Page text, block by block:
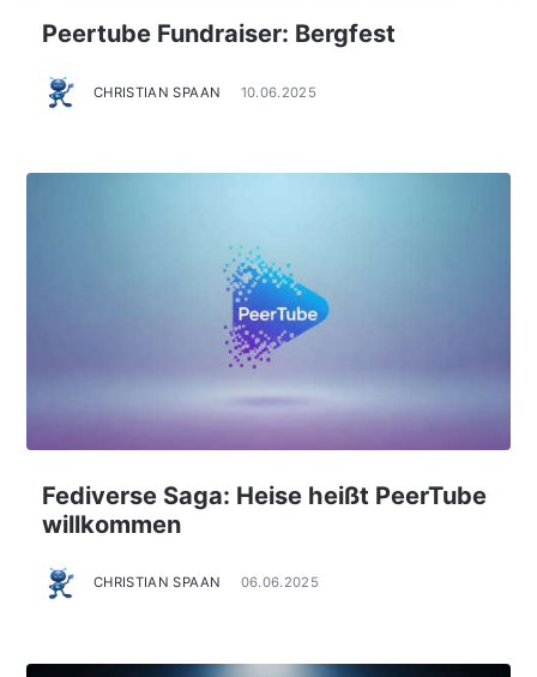
Peertube Fundraiser: Bergfest
CHRISTIAN SPAAN 10.06.2025
Fediverse Saga: Heise heißt PeerTube
willkommen
CHRISTIAN SPAAN 06.06.2025